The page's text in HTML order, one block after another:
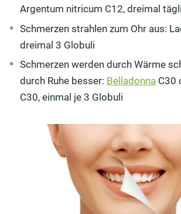
Argentum nitricum C12, dreimal
Schmerzen strahlen zum Ohr aus:
dreimal 3 Globuli
Schmerzen werden durch Wärme
durch Ruhe besser: Belladonna C30
C30, einmal je 3 Globuli